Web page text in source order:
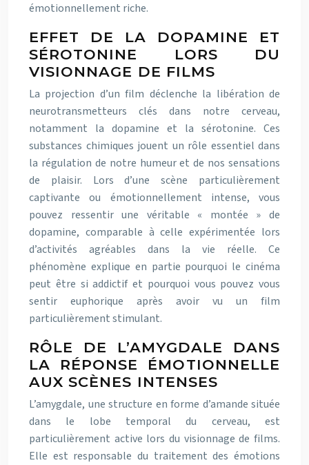
émotionnellement riche.
EFFET DE LA DOPAMINE ET
SÉROTONINE LORS DU
VISIONNAGE DE FILMS
La projection d’un film déclenche la libération de
neurotransmetteurs clés dans notre cerveau,
notamment la dopamine et la sérotonine. Ces
substances chimiques jouent un rôle essentiel dans
la régulation de notre humeur et de nos sensations
de plaisir. Lors d’une scène particulièrement
captivante ou émotionnellement intense, vous
pouvez ressentir une véritable « montée » de
dopamine, comparable à celle expérimentée lors
d’activités agréables dans la vie réelle. Ce
phénomène explique en partie pourquoi le cinéma
peut être si addictif et pourquoi vous pouvez vous
sentir euphorique après avoir vu un film
particulièrement stimulant.
RÔLE DE L’AMYGDALE DANS
LA RÉPONSE ÉMOTIONNELLE
AUX SCÈNES INTENSES
L’amygdale, une structure en forme d’amande située
dans le lobe temporal du cerveau, est
particulièrement active lors du visionnage de films.
Elle est responsable du traitement des émotions